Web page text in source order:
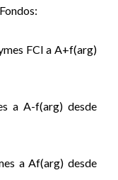
FCI a A+f(arg)
a A-f(arg) desde
a Af(arg) desde